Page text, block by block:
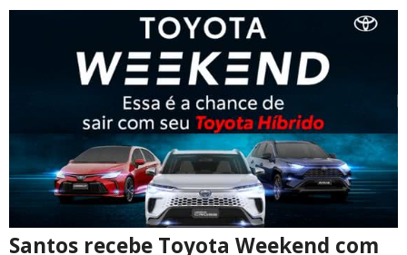
Santos recebe Toyota Weekend com